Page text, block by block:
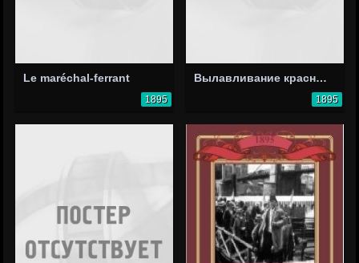
Le maréchal-ferrant
1895
Вылавливание красных рыбок
1895